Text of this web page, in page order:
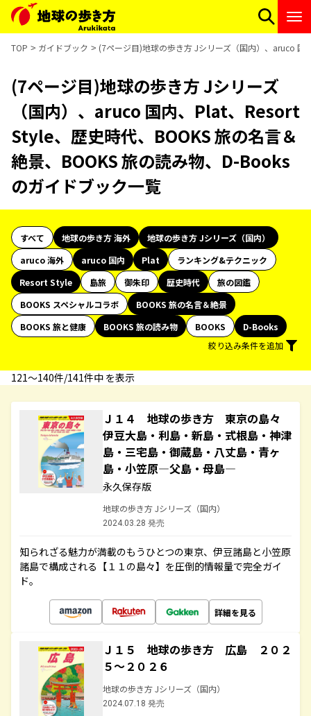
TOP ガイドブック (7ページ目)地球の歩き方 Jシリーズ（国内）、aruco
(7ページ目)地球の歩き方 Jシリーズ
（国内）、aruco 国内、Plat、Resort
Style、歴史時代、BOOKS 旅の名言＆
絶景、BOOKS 旅の読み物、D-Books
のガイドブック一覧
すべて 地球の歩き方 海外
地球の歩き方 Jシリーズ（国内）
aruco 海外
aruco 国内 Plat
ランキング&テクニック
Resort Style
島旅 御朱印 歴史時代
旅の図鑑
BOOKS スペシャルコラボ
BOOKS 旅の名言＆絶景
BOOKS 旅と健康
BOOKS 旅の読み物 BOOKS
D-Books
絞り込み条件を追加
121〜140件/141件中 を表示
Ｊ１４ 地球の歩き方 東京の島々
伊豆大島・利島・新島・式根島・神津
島・三宅島・御蔵島・八丈島・青ヶ
島・小笠原―父島・母島―
永久保存版
地球の歩き方 Jシリーズ（国内）
2024.03.28 発売
知られざる魅力が満載のもうひとつの東京、伊豆諸島と小笠原
諸島で構成される【１１の島々】を圧倒的情報量で完全ガイ
ド。
詳細を見る
Ｊ１５ 地球の歩き方 広島 ２０２
５～２０２６
地球の歩き方 Jシリーズ（国内）
2024.07.18 発売